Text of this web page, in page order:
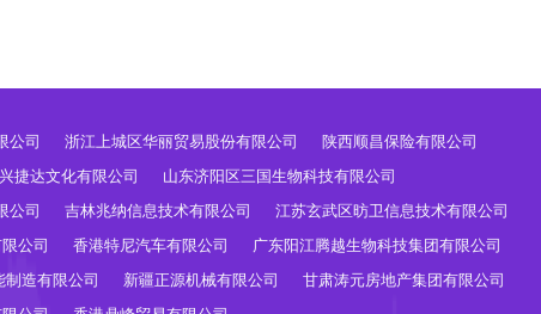
公司 浙江上城区华丽贸易股份有限公司
陕西顺昌保险有限公司
捷达文化有限公司
山东济阳区三国生物科技有限公司
公司 吉林兆纳信息技术有限公司
江苏玄武区昉卫信息技术有限公司
公司 香港特尼汽车有限公司
广东阳江腾越生物科技集团有限公司
制造有限公司 新疆正源机械有限公司
甘肃涛元房地产集团有限公司